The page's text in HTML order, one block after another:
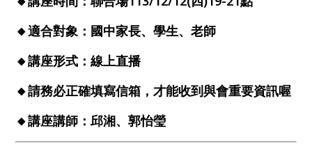
🔸適合對象：國中家長、學生、老師
🔸講座形式：線上直播
🔸請務必正確填寫信箱，才能收到與會重要資訊喔
🔸講座講師：邱湘、郭怡瑩